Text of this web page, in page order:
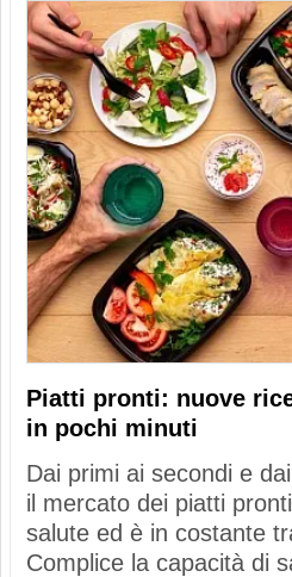
Piatti pronti: nuove
in pochi minuti
Dai primi ai secondi e
il mercato dei piatti
salute ed è in costante
Complice la capacità di